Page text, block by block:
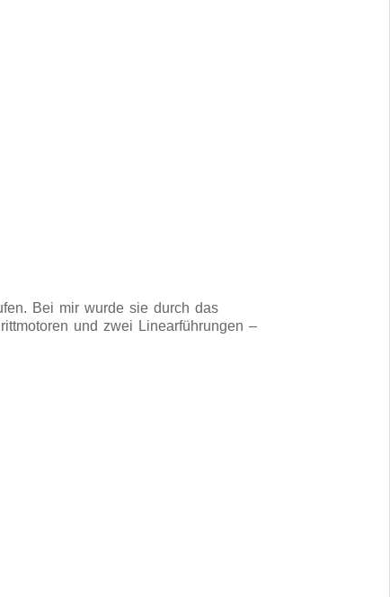
Bei mir wurde sie durch das
und zwei Linearführungen –